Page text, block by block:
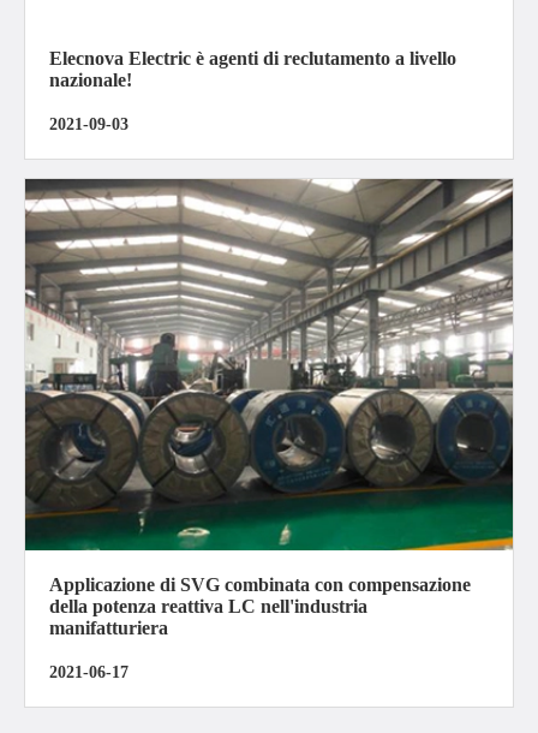
Elecnova Electric è agenti di reclutamento a livello
nazionale!
2021-09-03
Applicazione di SVG combinata con compensazione
della potenza reattiva LC nell'industria
manifatturiera
2021-06-17